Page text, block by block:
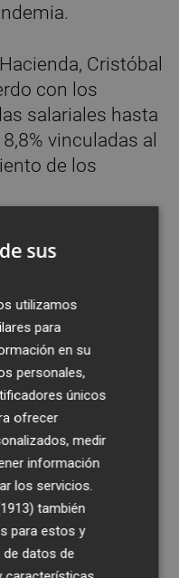
Cristóbal
con los
salariales hasta
vinculadas al
de los
Público, el
y Función
en 2020,
plazas del año
diez años),
plazas de
incluye 8.996
la mayor de la
la
para las plazas
sus
utilizamos
para
en su
personales,
únicos
ofrecer
medir
información
los servicios.
también
para estos y
datos de